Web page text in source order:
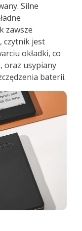
Silne
zawsze
czytnik jest
okładki, co
oraz usypiany
baterii.